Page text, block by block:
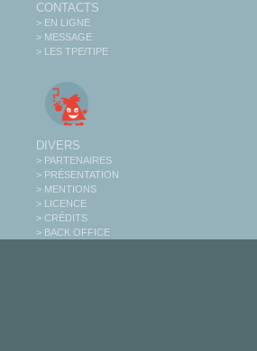
CONTACTS
> EN LIGNE
> MESSAGE
> LES TPE/TIPE
DIVERS
> PARTENAIRES
> PRÉSENTATION
> MENTIONS
> LICENCE
> CRÉDITS
> BACK OFFICE